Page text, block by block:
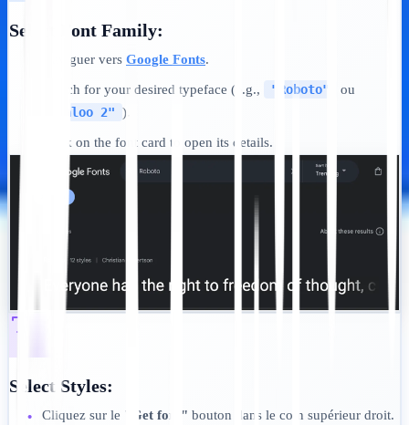
Select Font Family:
Naviguer vers Google Fonts.
Search for your desired typeface (e.g., "Roboto"
ou
"Baloo 2" ).
Click on the font card to open its details.
Select Styles:
• Cliquez sur le "Get font" bouton dans le coin supérieur droit.